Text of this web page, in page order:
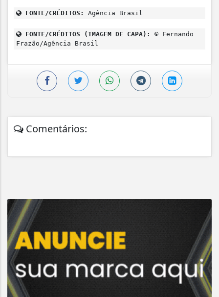
FONTE/CRÉDITOS: Agência Brasil
FONTE/CRÉDITOS (IMAGEM DE CAPA):
© Fernando
Frazão/Agência Brasil
Comentários: